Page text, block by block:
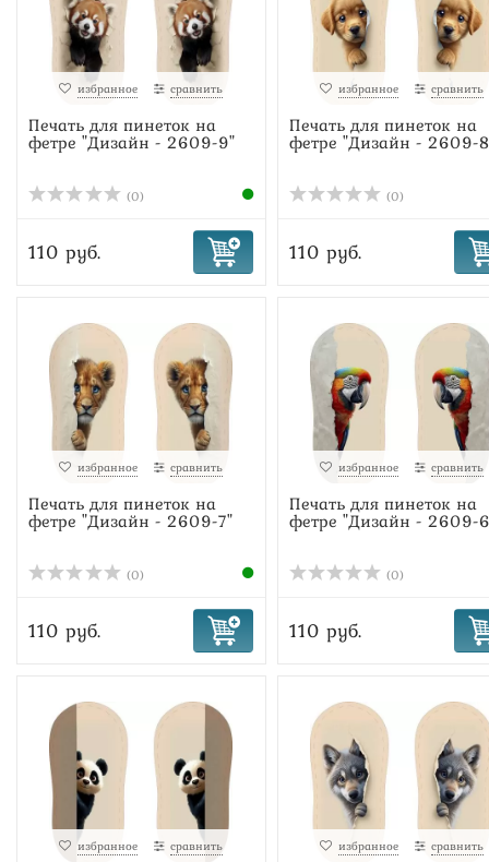
избранное сравнить
Печать для пинеток на
фетре "Дизайн - 2609-9"
(0)
110 руб.
избранное сравнить
Печать для пинеток на
фетре "Дизайн - 2609-
(0)
110 руб.
избранное сравнить
Печать для пинеток на
фетре "Дизайн - 2609-7"
(0)
110 руб.
избранное сравнить
Печать для пинеток на
фетре "Дизайн - 2609-
(0)
110 руб.
избранное сравнить избранное сравнить